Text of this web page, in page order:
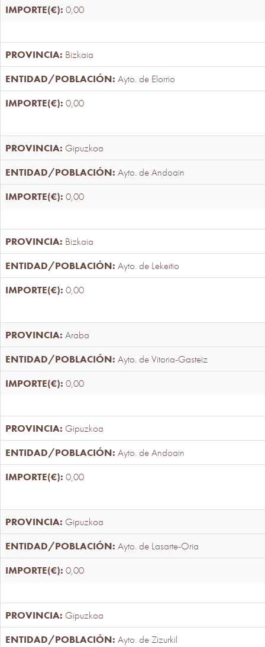
0,00
Bizkaia
Ayto. de Elorrio
0,00
Gipuzkoa
Ayto. de Andoain
0,00
Bizkaia
Ayto. de Lekeitio
0,00
Araba
Ayto. de Vitoria-Gasteiz
0,00
Gipuzkoa
Ayto. de Andoain
0,00
Gipuzkoa
Ayto. de Lasarte-Oria
0,00
Gipuzkoa
Ayto. de Zizurkil